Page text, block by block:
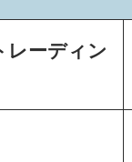
レーディン